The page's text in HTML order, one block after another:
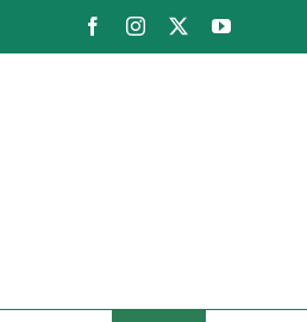
FacebookInstagram YouTube